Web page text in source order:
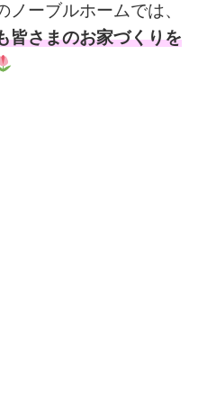
ーブルホームでは、
皆さまのお家づくりを